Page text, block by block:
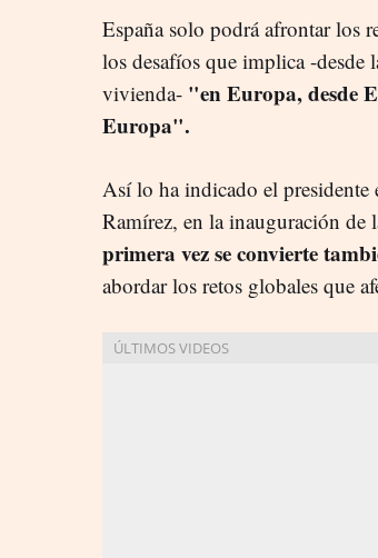
España solo podrá afrontar los
los desafíos que implica -desde
vivienda- "en Europa, desde
Europa".
Así lo ha indicado el
Ramírez, en la inauguración de
primera vez se convierte
abordar los retos globales que